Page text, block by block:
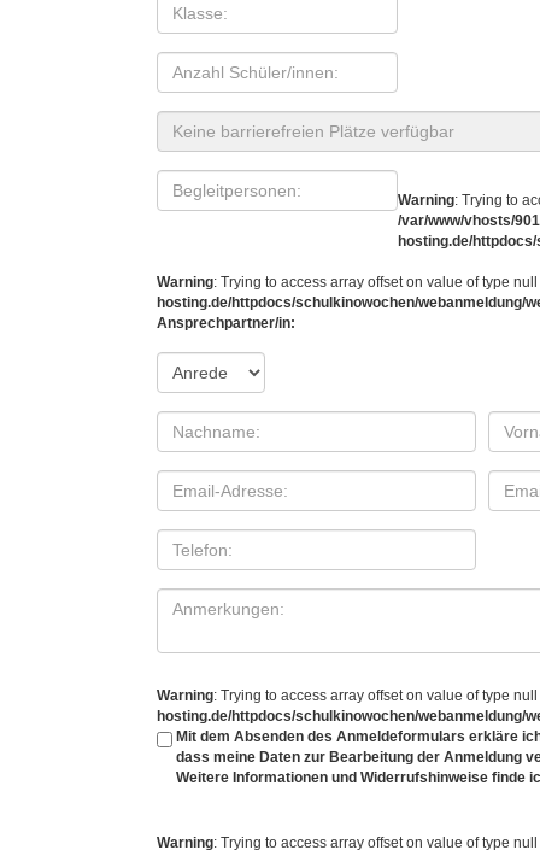
Warning: Trying to
/var/www/vhosts/
hosting.de/
Warning: Trying to access array offset on value of type
hosting.de/httpdocs/schulkinowochen/webanmeldung/
Ansprechpartner/in:
Warning: Trying to access array offset on value of type
hosting.de/httpdocs/schulkinowochen/webanmeldung/
Mit dem Absenden des Anmeldeformulars erkläre
dass meine Daten zur Bearbeitung der Anmeldung
Weitere Informationen und Widerrufshinweise finde
Warning: Trying to access array offset on value of type